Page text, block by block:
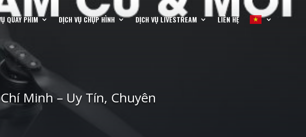
QUAY PHIM DỊCH VỤ CHỤP HÌNH DỊCH VỤ LIVESTREAM LIÊN HỆ
Minh – Uy Tín, Chuyên